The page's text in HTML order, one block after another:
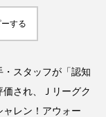
する
スタッフが「認知
され、Ｊリーグク
レン！アウォー